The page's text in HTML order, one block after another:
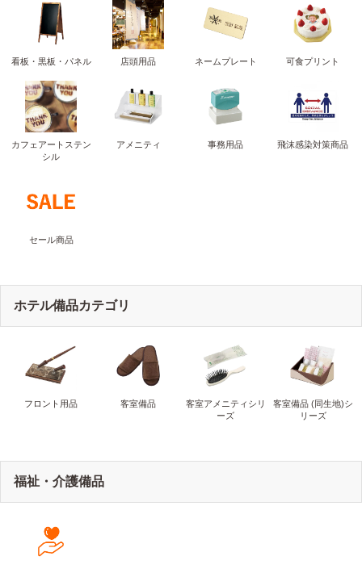
看板・黒板・パネル 店頭用品 ネームプレート 可食プリント
カフェアートステン
シル
アメニティ 事務用品 飛沫感染対策商品
セール商品
ホテル備品カテゴリ
フロント用品 客室備品
客室アメニティシリ
ーズ
客室備品 (同生地)シ
リーズ
福祉・介護備品